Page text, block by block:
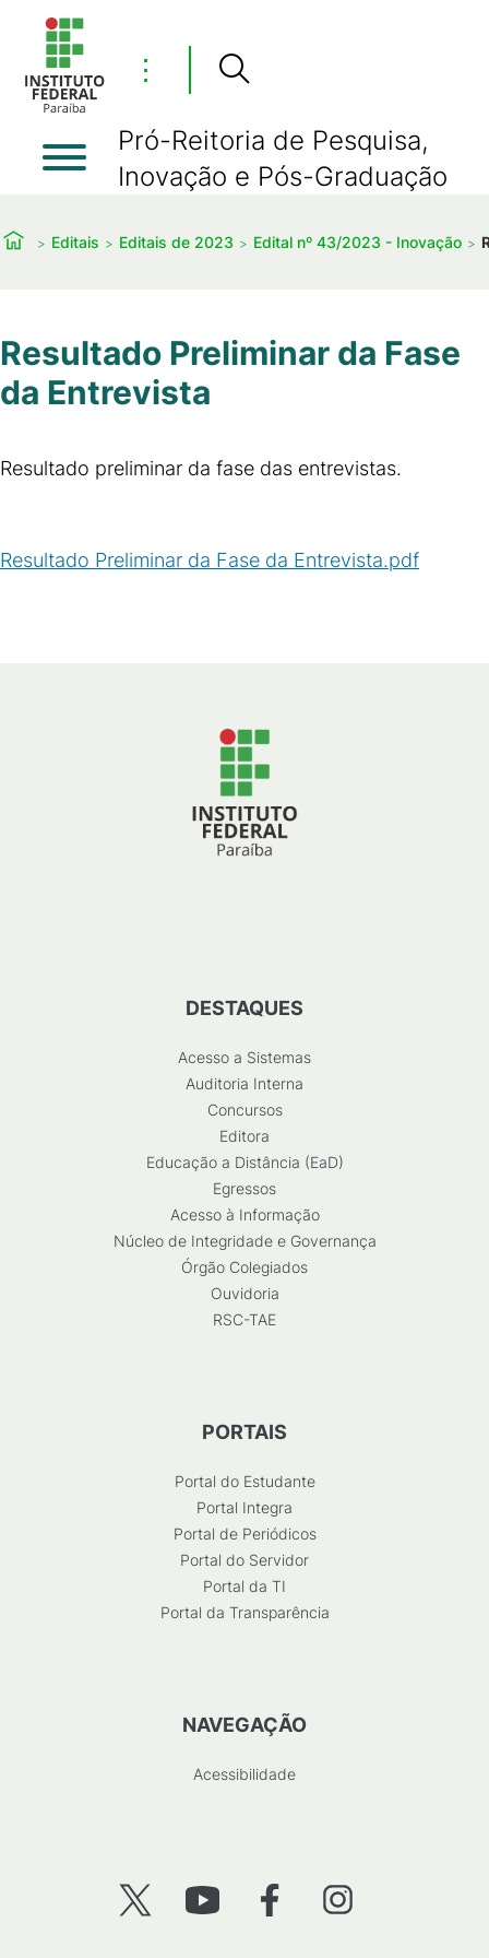
⋮
Pró-Reitoria de Pesquisa,
Inovação e Pós-Graduação
Editais Editais de 2023 Edital nº 43/2023 - Inovação
Resultado Preliminar da Fase
da Entrevista
Resultado preliminar da fase das entrevistas.
Resultado Preliminar da Fase da Entrevista.pdf
DESTAQUES
Acesso a Sistemas
Auditoria Interna
Concursos
Editora
Educação a Distância (EaD)
Egressos
Acesso à Informação
Núcleo de Integridade e Governança
Órgão Colegiados
Ouvidoria
RSC-TAE
PORTAIS
Portal do Estudante
Portal Integra
Portal de Periódicos
Portal do Servidor
Portal da TI
Portal da Transparência
NAVEGAÇÃO
Acessibilidade